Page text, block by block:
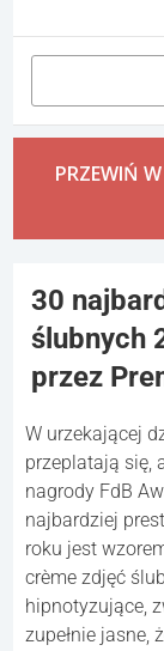
PRZEWIŃ
30
ślubnych
przez
W urzekającej
przeplatają się,
nagrody FdB
najbardziej
roku jest
crème zdjęć
hipnotyzujące,
zupełnie jasne,